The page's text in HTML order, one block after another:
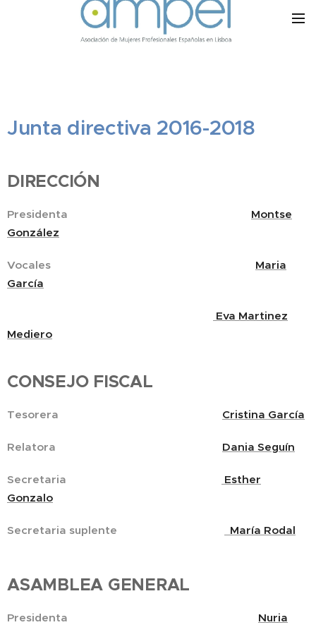
Junta directiva 2016-2018
DIRECCIÓN
Presidenta
Montse
González
Vocales
Maria
García
Eva Martinez
Mediero
CONSEJO FISCAL
Tesorera Cristina García
Relatora Dania Seguín
Secretaria
Esther
Gonzalo
Secretaria suplente María Rodal
ASAMBLEA GENERAL
Presidenta
Nuria